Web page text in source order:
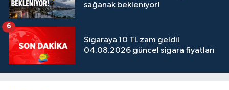
sağanak bekleniyor!
Sigaraya 10 TL zam geldi!
04.08.2026 güncel sigara fiyatları
6